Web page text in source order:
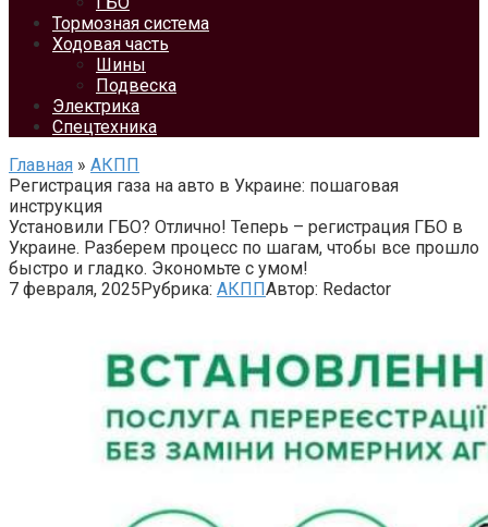
Тормозная система
Ходовая часть
Шины
Подвеска
Электрика
Спецтехника
Главная » АКПП
Регистрация газа на авто в Украине: пошаговая
инструкция
Установили ГБО? Отлично! Теперь – регистрация ГБО в
Украине. Разберем процесс по шагам, чтобы все прошло
быстро и гладко. Экономьте с умом!
7 февраля, 2025Рубрика: АКППАвтор: Redactor